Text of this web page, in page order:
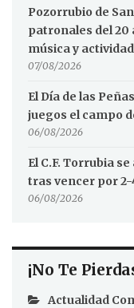
Pozorrubio de
patronales del 20
música y
07/08/2026
El Día de las
juegos el campo
06/08/2026
El C.F. Torrubia
tras vencer por 2-
06/08/2026
¡No Te
Actualidad